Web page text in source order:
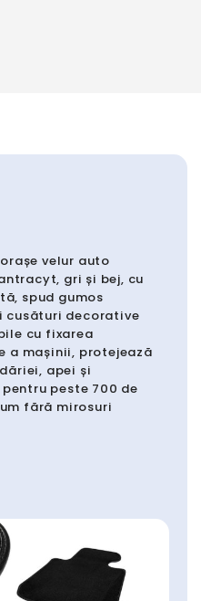
velur auto
gri și bej, cu
spud gumos
cusături decorative
cu fixarea
a mașinii, protejează
apei și
peste 700 de
fără mirosuri